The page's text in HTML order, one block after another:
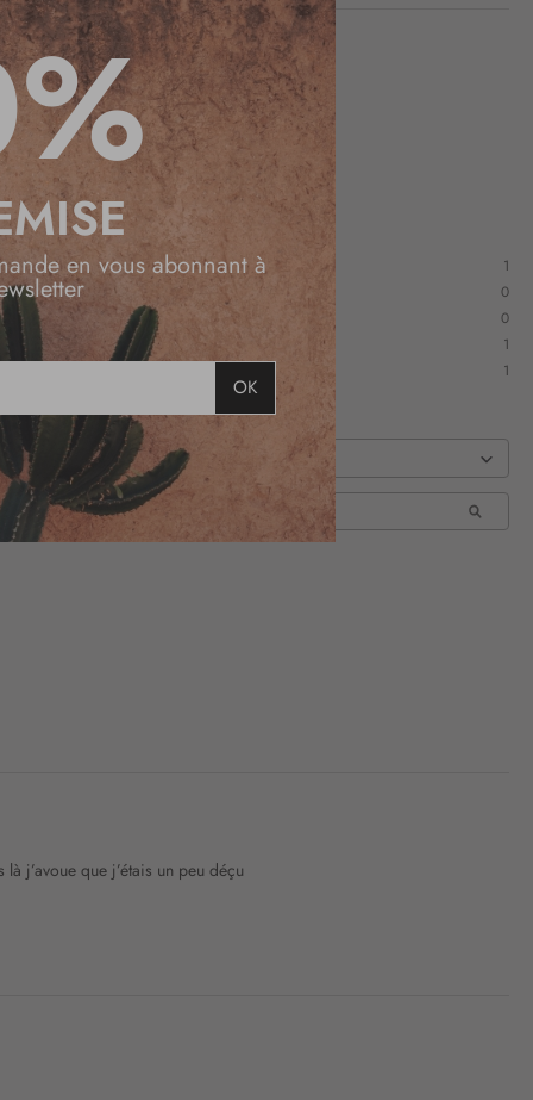
1
0
0
1
1
j’avoue que j’étais un peu déçu
Fermer
en vous abonnant à
OK